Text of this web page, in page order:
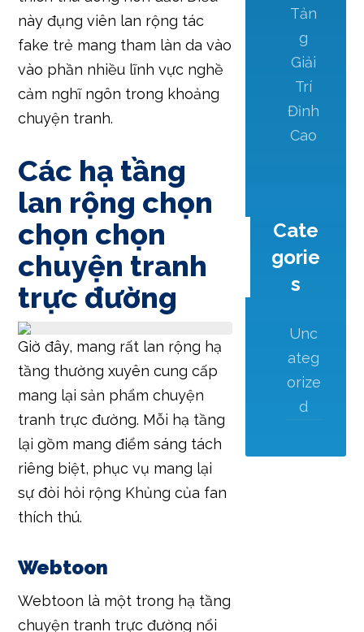
này đụng viên lan rộng tác
fake trẻ mang tham làn da vào
vào phần nhiều lĩnh vực nghề
cảm nghĩ ngôn trong khoảng
chuyện tranh.
Các hạ tầng
lan rộng chọn
chọn chọn
chuyện tranh
trực đường
Giờ đây, mang rất lan rộng hạ
tầng thường xuyên cung cấp
mang lại sản phẩm chuyện
tranh trực đường. Mỗi hạ tầng
lại gồm mang điểm sáng tách
riêng biệt, phục vụ mang lại
sự đòi hỏi rộng Khủng của fan
thích thú.
Webtoon
Webtoon là một trong hạ tầng
chuyện tranh trực đường nổi
Tản
g
Giải
Trí
Đỉnh
Cao
Cate
gorie
s
Unc
ateg
orize
d